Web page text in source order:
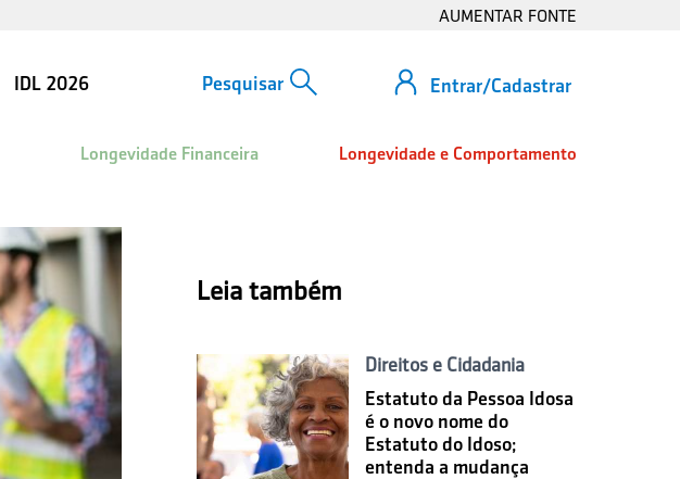
AUMENTAR FONTE
Entrar/Cadastrar
IDL 2026
Longevidade Financeira Longevidade e Comportamento
Leia também
Direitos e Cidadania
Estatuto da Pessoa Idosa
é o novo nome do
Estatuto do Idoso;
entenda a mudança